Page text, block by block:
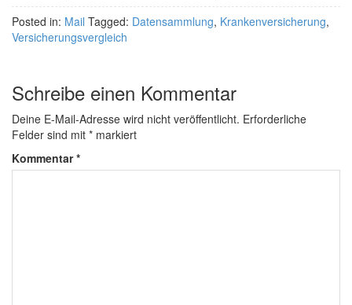
Posted in: Mail Tagged: Datensammlung, Krankenversicherung,
Versicherungsvergleich
Schreibe einen Kommentar
Deine E-Mail-Adresse wird nicht veröffentlicht. Erforderliche
Felder sind mit * markiert
Kommentar*